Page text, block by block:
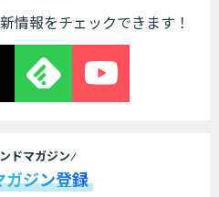
AGENT
情報をチェックできます！
ドマガジン
ガジン登録